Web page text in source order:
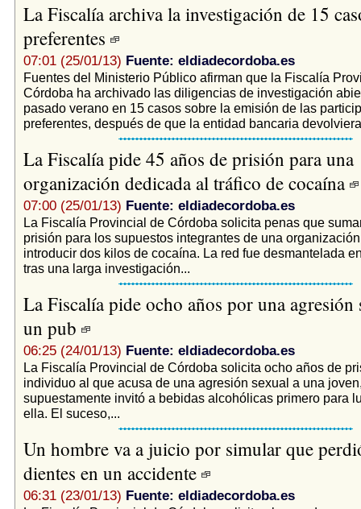
La Fiscalía archiva la investigación de 15
preferentes
07:01 (25/01/13) Fuente: eldiadecordoba.es
Fuentes del Ministerio Público afirman que la Fiscalía
Córdoba ha archivado las diligencias de investigación
pasado verano en 15 casos sobre la emisión de las
preferentes, después de que la entidad bancaria
La Fiscalía pide 45 años de prisión para una
organización dedicada al tráfico de cocaína
07:00 (25/01/13) Fuente: eldiadecordoba.es
La Fiscalía Provincial de Córdoba solicita penas que
prisión para los supuestos integrantes de una
introducir dos kilos de cocaína. La red fue desmantelada
tras una larga investigación...
La Fiscalía pide ocho años por una agresión
un pub
06:25 (24/01/13) Fuente: eldiadecordoba.es
La Fiscalía Provincial de Córdoba solicita ocho años de
individuo al que acusa de una agresión sexual a una
supuestamente invitó a bebidas alcohólicas primero para
ella. El suceso,...
Un hombre va a juicio por simular que
dientes en un accidente
06:31 (23/01/13) Fuente: eldiadecordoba.es